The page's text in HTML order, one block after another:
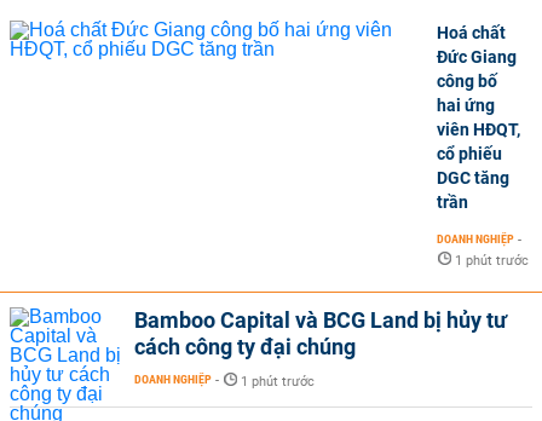
Hoá chất
Đức Giang
công bố
hai ứng
viên HĐQT,
cổ phiếu
DGC tăng
trần
DOANH NGHIỆP -
1 phút trước
Bamboo Capital và BCG Land bị hủy tư
cách công ty đại chúng
DOANH NGHIỆP - 1 phút trước